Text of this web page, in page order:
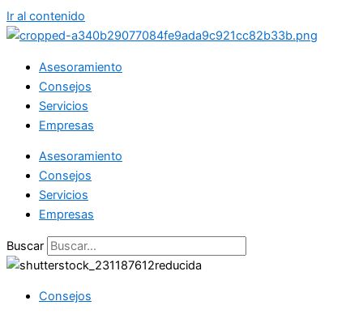
Ir al contenido
Asesoramiento
Consejos
Servicios
Empresas
Asesoramiento
Consejos
Servicios
Empresas
Buscar
Consejos